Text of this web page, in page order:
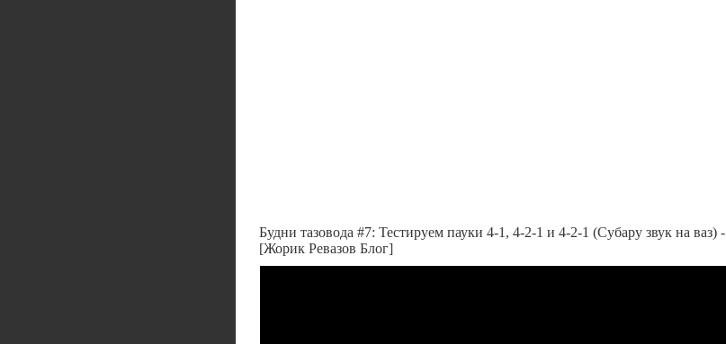
Будни тазовода #7: Тестируем пауки 4-1, 4-2-1 и 4-2-1 (Субару звук на ваз) -
[Жорик Ревазов Блог]